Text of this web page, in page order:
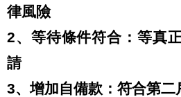
律風險
2、等待條件符合：等真
請
3、增加自備款：符合第二